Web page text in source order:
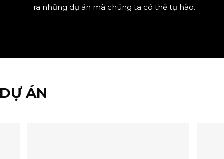
ra những dự án mà chúng ta có thể tự hào.
DỰ ÁN